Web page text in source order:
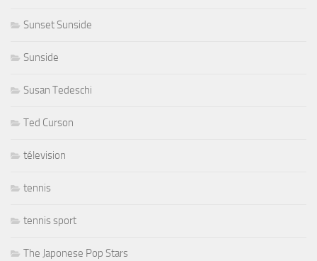
Sunset Sunside
Sunside
Susan Tedeschi
Ted Curson
télevision
tennis
tennis sport
The Japonese Pop Stars